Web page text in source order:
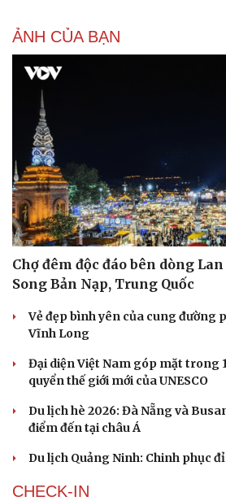
ẢNH CỦA BẠN
Chợ đêm độc đáo bên dòng
Song Bản Nạp, Trung Quốc
Vẻ đẹp bình yên của cung đường
Vĩnh Long
Đại diện Việt Nam góp mặt trong
quyển thế giới mới của UNESCO
Du lịch hè 2026: Đà Nẵng và
điểm đến tại châu Á
Du lịch Quảng Ninh: Chinh phục
CHECK-IN